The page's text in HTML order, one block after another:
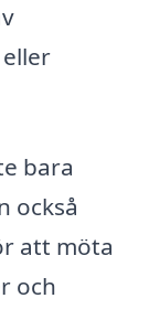
bara
också
att möta
och